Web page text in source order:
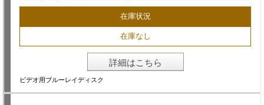
在庫状況
在庫なし
詳細はこちら
ビデオ用ブルーレイディスク